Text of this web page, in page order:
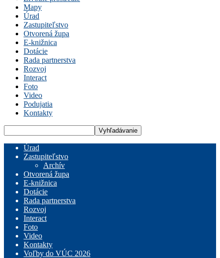
Mapy
Úrad
Zastupiteľstvo
Otvorená župa
E-knižnica
Dotácie
Rada partnerstva
Rozvoj
Interact
Foto
Video
Podujatia
Kontakty
Úrad
Zastupiteľstvo
Archív
Otvorená župa
E-knižnica
Dotácie
Rada partnerstva
Rozvoj
Interact
Foto
Video
Kontakty
Voľby do VÚC 2026